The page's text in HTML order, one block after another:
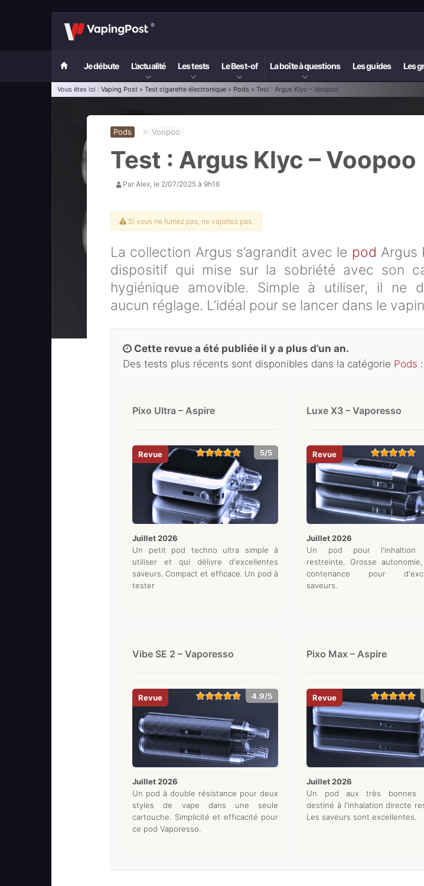
Je débute L’actualité Les tests Le Best-of La boîte à questions Les guides Les
Vous êtes ici : Vaping Post » Test cigarette électronique » Pods » Test : Argus Klyc – Voopoo
Test : Argus Klyc – Voopoo
Pods # Voopoo
Par Alex, le 2/07/2025 à 9h16
Si vous ne fumez pas, ne vapotez pas.
La collection Argus s’agrandit avec le pod Argus
dispositif qui mise sur la sobriété avec son
hygiénique amovible. Simple à utiliser, il ne
aucun réglage. L’idéal pour se lancer dans le
Cette revue a été publiée il y a plus d’un an.
Des tests plus récents sont disponibles dans la catégorie Pods :
Pixo Ultra – Aspire
5/5
juillet 2026
Un petit pod techno ultra simple à
utiliser et qui délivre d'excellentes
saveurs. Compact et efficace. Un pod à
tester
Luxe X3 – Vaporesso
juillet 2026
Un pod pour l'inhaltion
restreinte. Grosse
contenance pour
saveurs.
Vibe SE 2 – Vaporesso
4.9/5
juillet 2026
Un pod à double résistance pour deux
styles de vape dans une seule
cartouche. Simplicité et efficacité pour
ce pod Vaporesso.
Pixo Max – Aspire
juillet 2026
Un pod aux très bonnes
destiné à l'inhalation directe
Les saveurs sont excellentes.